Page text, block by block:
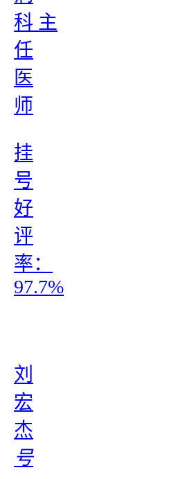
科 主
任
医
师
挂
号
好
评
率：
97.7%
刘
宏
杰
号